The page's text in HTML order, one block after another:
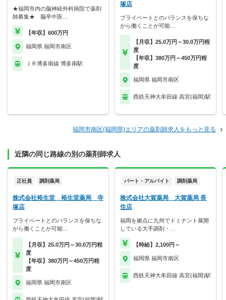
★福岡市内の脳神経外科病院で薬剤
師募集★ 脳卒中医…
【年収】600万円
福岡県 福岡市南区
ＪＲ博多南線 博多南駅
塚店
プライベートとのバランスを保ちな
がら働くことが可能…
【月収】25.0万円～30.0万円程
度
【年収】380万円～450万円程
度
福岡県 福岡市南区
西鉄天神大牟田線 高宮(福岡)駅
福岡市南区(福岡県)エリアの薬剤師求人をもっと見る
近隣の同じ路線の別の薬剤師求人
正社員 調剤薬局
株式会社裕生堂 裕生堂薬局 寺
塚店
プライベートとのバランスを保ちな
がら働くことが可能…
【月収】25.0万円～30.0万円程
度
【年収】380万円～450万円程
度
福岡県 福岡市南区
パート・アルバイト 調剤薬局
株式会社大賀薬局 大賀薬局 長
住店
福岡を拠点に九州でドミナント展開
している大手調剤・…
【時給】2,100円～
福岡県 福岡市南区
西鉄天神大牟田線 高宮(福岡)駅